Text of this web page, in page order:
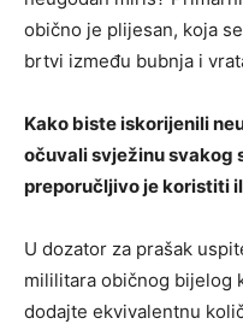
obično je plijesan, koja
brtvi između bubnja i
Kako biste iskorijenili
očuvali svježinu svakog
preporučljivo je koristiti
U dozator za prašak
mililitara običnog bijelog
dodajte ekvivalentnu